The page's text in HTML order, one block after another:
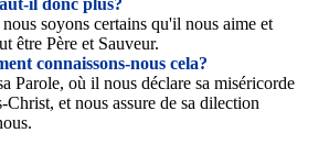
il donc plus?
soyons certains qu'il nous aime et
être Père et Sauveur.
connaissons-nous cela?
Parole, où il nous déclare sa miséricorde
Christ, et nous assure de sa dilection